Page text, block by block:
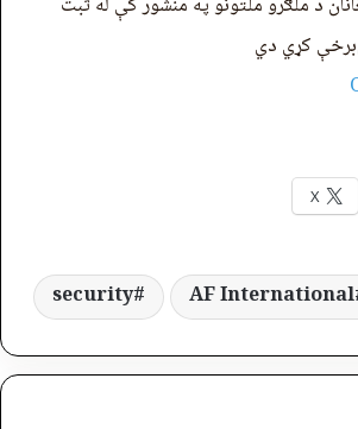
کړي دي
X
AF International
security